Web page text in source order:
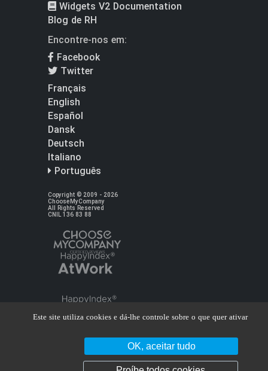
Widgets V2 Documentation
Blog de RH
Encontre-nos em:
Facebook
Twitter
Français
English
Español
Dansk
Deutsch
Italiano
Português
Copyright © 2009 - 2026
ChooseMyCompany
All Rights Reserved
CNIL 136 83 88
Este site utiliza cookies e dá-lhe controle sobre o que quer ativar
OK, aceitar tudo